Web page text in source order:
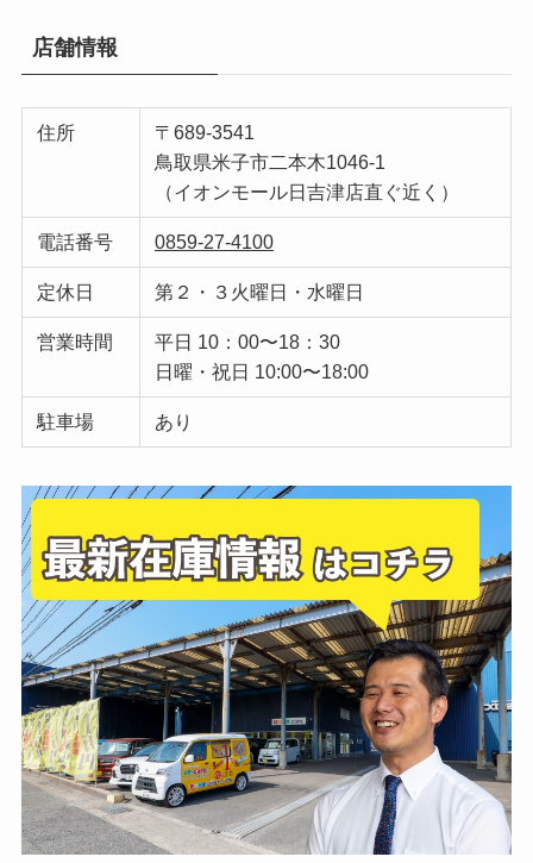
店舗情報
住所
〒689-3541
鳥取県米子市二本木1046-1
（イオンモール日吉津店直ぐ近く）
電話番号 0859-27-4100
定休日 第２・３火曜日・水曜日
営業時間
平日 10：00〜18：30
日曜・祝日 10:00〜18:00
駐車場 あり